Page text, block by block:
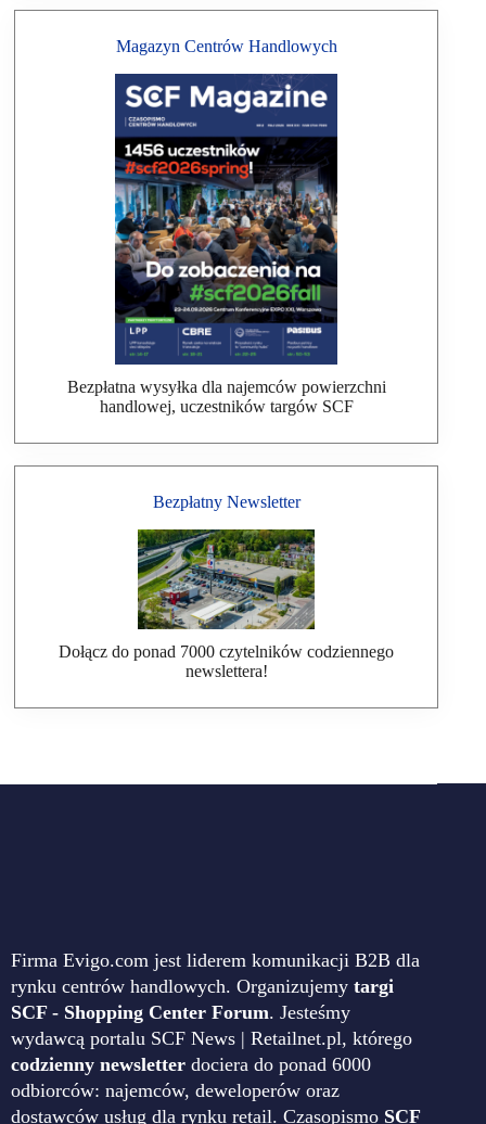
Magazyn Centrów Handlowych
Bezpłatna wysyłka dla najemców powierzchni
handlowej, uczestników targów SCF
Bezpłatny Newsletter
Dołącz do ponad 7000 czytelników codziennego
newslettera!
Firma Evigo.com jest liderem komunikacji B2B dla
rynku centrów handlowych. Organizujemy targi
SCF - Shopping Center Forum. Jesteśmy
wydawcą portalu SCF News | Retailnet.pl, którego
codzienny newsletter dociera do ponad 6000
odbiorców: najemców, deweloperów oraz
dostawców usług dla rynku retail. Czasopismo SCF